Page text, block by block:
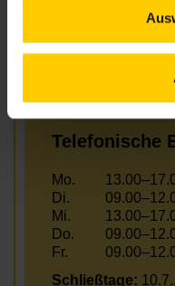
Fr.
Außerhalb der
Telefonische
Mo.
Di.
Mi.
Do.
Fr.
Schließtage: